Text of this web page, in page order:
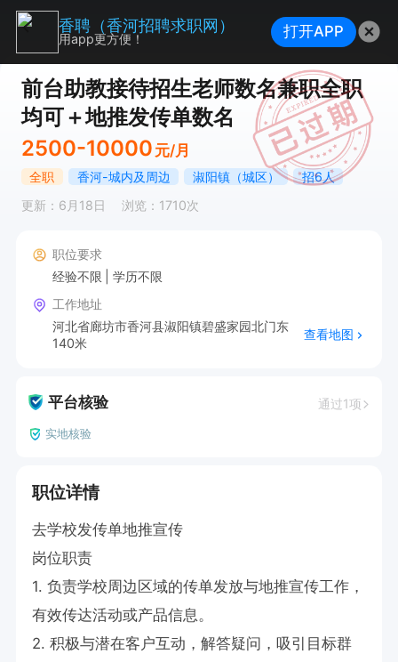
前台助教接待招生老师数名兼职全职
均可＋地推发传单数名
2500-10000 元/月
全职 香河-城内及周边 淑阳镇（城区）
招6人
更新：6月18日
浏览：1710次
职位要求
经验不限
学历不限
工作地址
河北省廊坊市香河县淑阳镇碧盛家园北门东
140米
查看地图
平台核验 通过1项
实地核验
职位详情
去学校发传单地推宣传
岗位职责
1. 负责学校周边区域的传单发放与地推宣传工作，
有效传达活动或产品信息。
2. 积极与潜在客户互动，解答疑问，吸引目标群
香聘（香河招聘求职网）
用app更方便！ 打开APP